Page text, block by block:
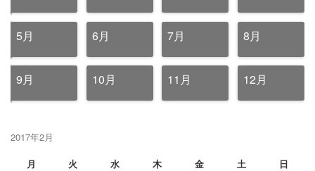
5月 6月 7月 8月
9月 10月 11月 12月
2017年2月
月
火 水 木 金 土 日